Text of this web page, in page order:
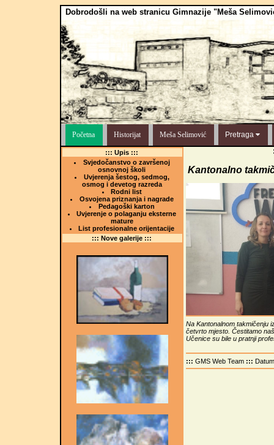
Dobrodošli na web stranicu Gimnazije "Meša
Početna Historijat Meša Selimović Pretraga
::: Upis :::
Svjedočanstvo o završenoj
osnovnoj školi
Uvjerenja šestog, sedmog,
osmog i devetog razreda
Rodni list
Osvojena priznanja i nagrade
Pedagoški karton
Uvjerenje o polaganju eksterne
mature
List profesionalne orijentacije
::: Nove galerije :::
Kantonalno
Na Kantonalnom takmičenju
četvrto mjesto. Čestitamo
Učenice su bile u pratnji
::: GMS Web Team :::